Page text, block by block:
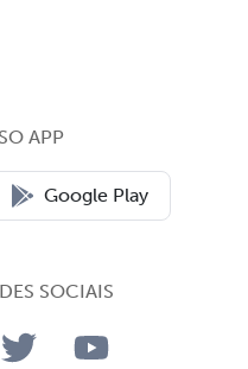
APP
Google Play
SOCIAIS